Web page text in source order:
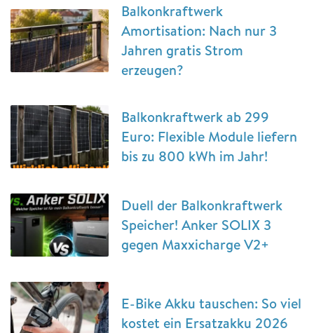
Balkonkraftwerk
Amortisation: Nach nur 3
Jahren gratis Strom
erzeugen?
Balkonkraftwerk ab 299
Euro: Flexible Module liefern
bis zu 800 kWh im Jahr!
Duell der Balkonkraftwerk
Speicher! Anker SOLIX 3
gegen Maxxicharge V2+
E-Bike Akku tauschen: So viel
kostet ein Ersatzakku 2026